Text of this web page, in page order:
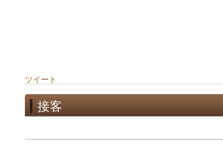
ツイート
接客